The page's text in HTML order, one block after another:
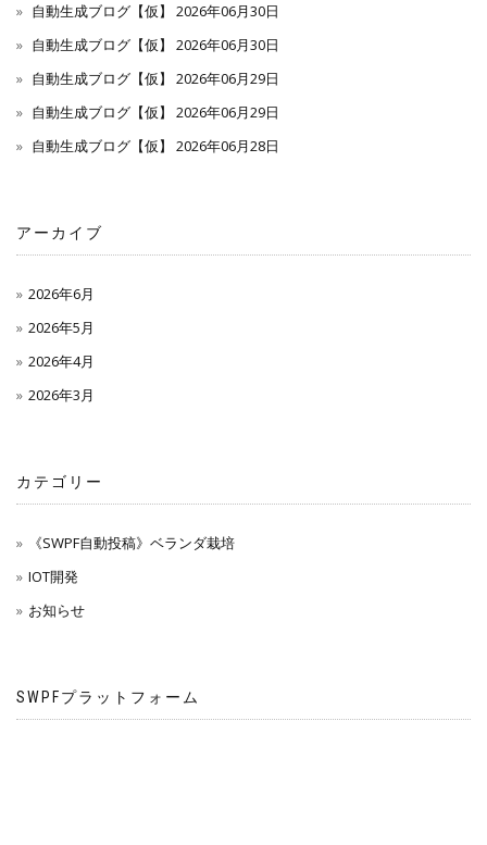
自動生成ブログ【仮】 2026年06月30日
自動生成ブログ【仮】 2026年06月30日
自動生成ブログ【仮】 2026年06月29日
自動生成ブログ【仮】 2026年06月29日
自動生成ブログ【仮】 2026年06月28日
アーカイブ
2026年6月
2026年5月
2026年4月
2026年3月
カテゴリー
《SWPF自動投稿》ベランダ栽培
IOT開発
お知らせ
SWPFプラットフォーム